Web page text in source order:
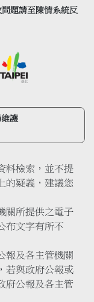
題請至陳情系統反
護
料檢索，並不提
的疑義，建議您
關所提供之電子
布文字有所不
報及各主管機關
若與政府公報或
府公報及各主管